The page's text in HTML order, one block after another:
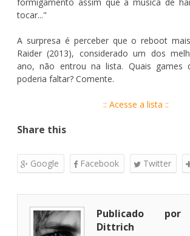
tocar..."
A surpresa é perceber que o reboot
Raider (2013), considerado um dos
ano, não entrou na lista. Quais games
poderia faltar? Comente.
:: Acesse a lista ::
Share this
Google Facebook Twitter
Publicado por
Dittrich